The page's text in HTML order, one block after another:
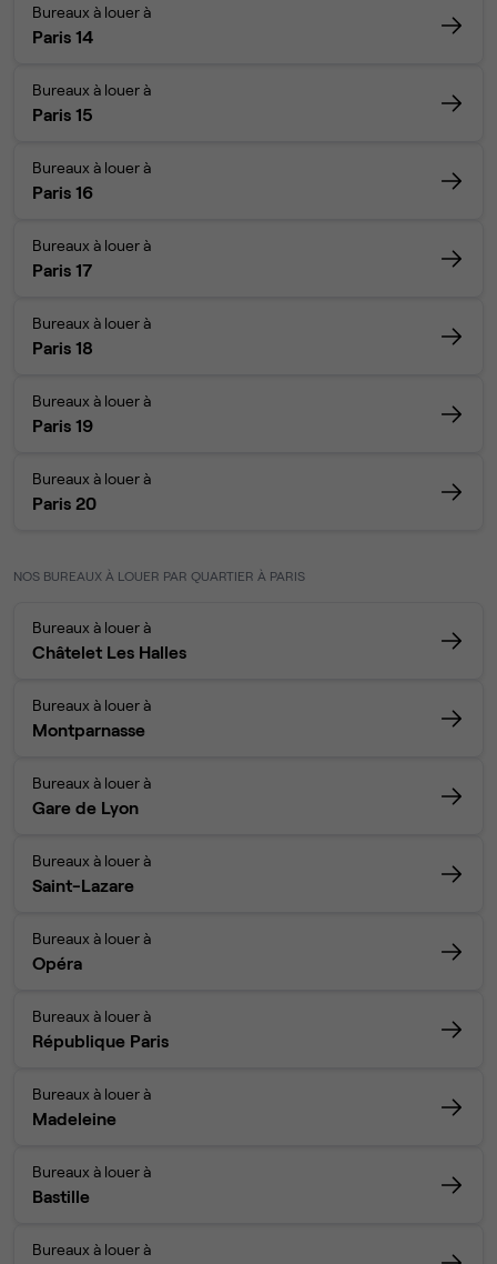
Bureaux à louer à
Paris 14
Bureaux à louer à
Paris 15
Bureaux à louer à
Paris 16
Bureaux à louer à
Paris 17
Bureaux à louer à
Paris 18
Bureaux à louer à
Paris 19
Bureaux à louer à
Paris 20
NOS BUREAUX À LOUER PAR QUARTIER À PARIS
Bureaux à louer à
Châtelet Les Halles
Bureaux à louer à
Montparnasse
Bureaux à louer à
Gare de Lyon
Bureaux à louer à
Saint-Lazare
Bureaux à louer à
Opéra
Bureaux à louer à
République Paris
Bureaux à louer à
Madeleine
Bureaux à louer à
Bastille
Bureaux à louer à